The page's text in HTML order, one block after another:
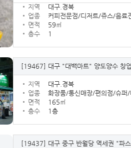
지역
대구.경북
업종
커피전문점/디저트/쥬스/음료
면적
59㎡
층수
1
[19467] 대구 "대백마트" 양도양수 창
지역
대구.경북
업종
화장품/통신매장/편의점/슈퍼
면적
165㎡
층수
1층
[19437] 대구 중구 반월당 역세권 "파